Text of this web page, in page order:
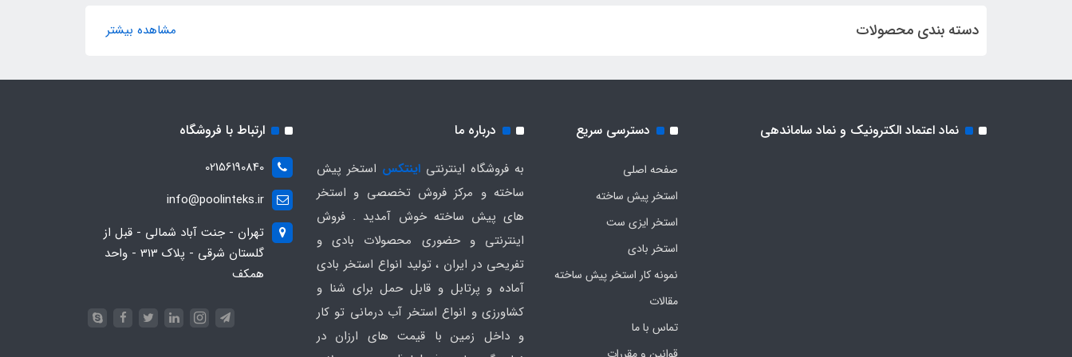
دسته بندی محصولات مشاهده بیشتر
نماد اعتماد الکترونیک و نماد ساماندهی دسترسی سریع
صفحه اصلی
استخر پیش ساخته
استخر ایزی ست
استخر بادی
نمونه کار استخر پیش ساخته
مقالات
تماس با ما
درباره ما
به فروشگاه اینترنتی اینتکس استخر پیش
ساخته و مرکز فروش تخصصی و استخر
های پیش ساخته خوش آمدید . فروش
اینترنتی و حضوری محصولات بادی و
تفریحی در ایران ، تولید انواع استخر بادی
آماده و پرتابل و قابل حمل برای شنا و
کشاورزی و انواع استخر آب درمانی تو کار
و داخل زمین با قیمت های ارزان در
ارتباط با فروشگاه
02156190840
info@poolinteks.ir
تهران - جنت آباد شمالی - قبل از
گلستان شرقی - پلاک 313 - واحد
همکف